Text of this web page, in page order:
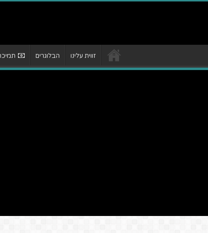
זווית עלינו הבלוגרים